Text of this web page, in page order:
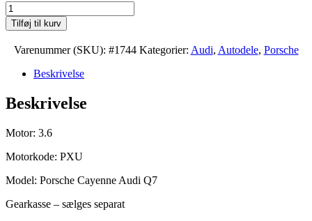
Porsche
Cayenne
/
Audi
Q7
gearkasse
antal
Tilføj til kurv
Varenummer (SKU): #1744 Kategorier: Audi, Autodele, Porsche
Beskrivelse
Beskrivelse
Motor: 3.6
Motorkode: PXU
Model: Porsche Cayenne Audi Q7
Gearkasse – sælges separat